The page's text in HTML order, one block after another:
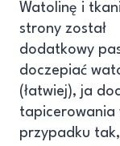
Watolinę i
strony został
dodatkowy
doczepiać
(łatwiej), ja
tapicerowania
przypadku